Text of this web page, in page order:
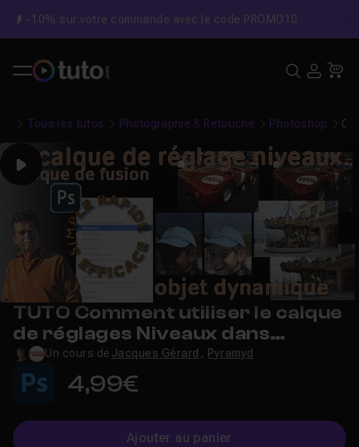
-10% sur votre commande avec le code PROMO10
Tous les tutos Photographie & Retouche Photoshop
Play
TUTO Comment utiliser le calque
de réglages Niveaux dans
Photoshop ?
Un cours de Jacques Gérard , Pyramyd
4,99€
Ajouter au panier